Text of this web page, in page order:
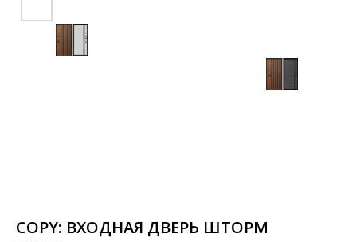
COPY: ВХОДНАЯ ДВЕРЬ ШТОРМ